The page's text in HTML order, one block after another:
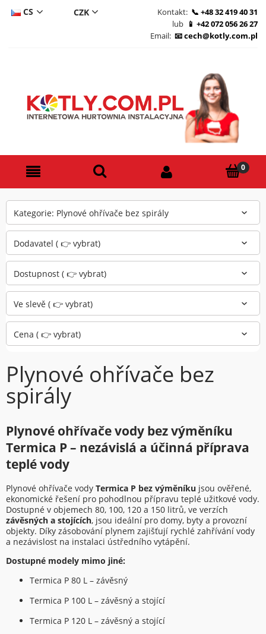
CS
Kontakt:
+48 32 419 40 31
lub
+42 072 056 26 27
Email:
cech@kotly.com.pl
Kategorie: Plynové ohřívače bez spirály
Dodavatel ( 👉 vybrat)
Dostupnost ( 👉 vybrat)
Cena ( 👉 vybrat)
Ve slevě ( 👉 vybrat)
Plynové ohřívače bez
spirály
Plynové ohřívače vody bez výměníku
Termica P – nezávislá a účinná příprava
teplé vody
Plynové ohřívače vody Termica P bez výměníku jsou ověřené,
ekonomické řešení pro pohodlnou přípravu teplé užitkové vody.
Dostupné v objemech 80, 100, 120 a 150 litrů, ve verzích
závěsných a stojících, jsou ideální pro domy, byty a provozní
objekty. Díky zásobování plynem zajišťují rychlé zahřívání vody
a nezávislost na instalaci ústředního vytápění.
Dostupné modely mimo jiné:
Termica P 80 L – závěsný
Termica P 100 L – závěsný a stojící
Termica P 120 L – závěsný a stojící